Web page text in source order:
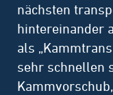
nächsten
hintereinander
als
sehr schnellen